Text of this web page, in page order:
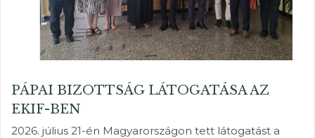
PÁPAI BIZOTTSÁG LÁTOGATÁSA AZ
EKIF-BEN
2026. július 21-én Magyarországon tett látogatást a